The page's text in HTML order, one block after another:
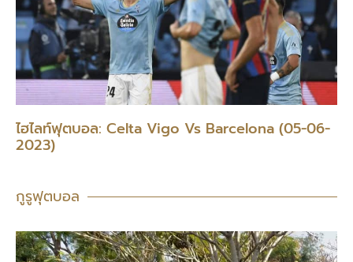
ไฮไลท์ฟุตบอล: Celta Vigo Vs Barcelona (05-06-
2023)
กูรูฟุตบอล